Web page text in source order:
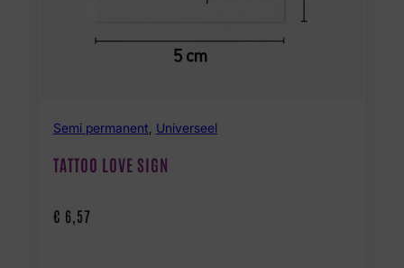
Semi permanent Universeel
TATTOO LOVE SIGN
€ 6,57